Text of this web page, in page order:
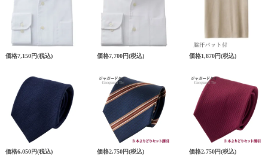
価格7,150円(税込) 価格7,700円(税込) 価格1,870円(税込)
価格6,050円(税込) 価格2,750円(税込) 価格2,750円(税込)